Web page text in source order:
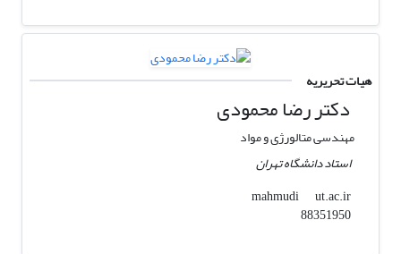
هیات تحریریه
دکتر رضا محمودی
مهندسی متالورژی و مواد
استاد دانشگاه تهران
mahmudi
ut.ac.ir
88351950